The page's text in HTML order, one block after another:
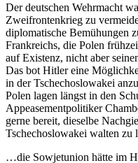
Der deutschen Wehrmacht
Zweifrontenkrieg zu
diplomatische Bemühungen
Frankreichs, die Polen
auf Existenz, nicht aber
Das bot Hitler eine
in der Tschechoslowakei
Polen lagen längst in den
Appeasementpolitiker
gerne bereit, dieselbe
Tschechoslowakei walten zu
…die Sowjetunion hätte im